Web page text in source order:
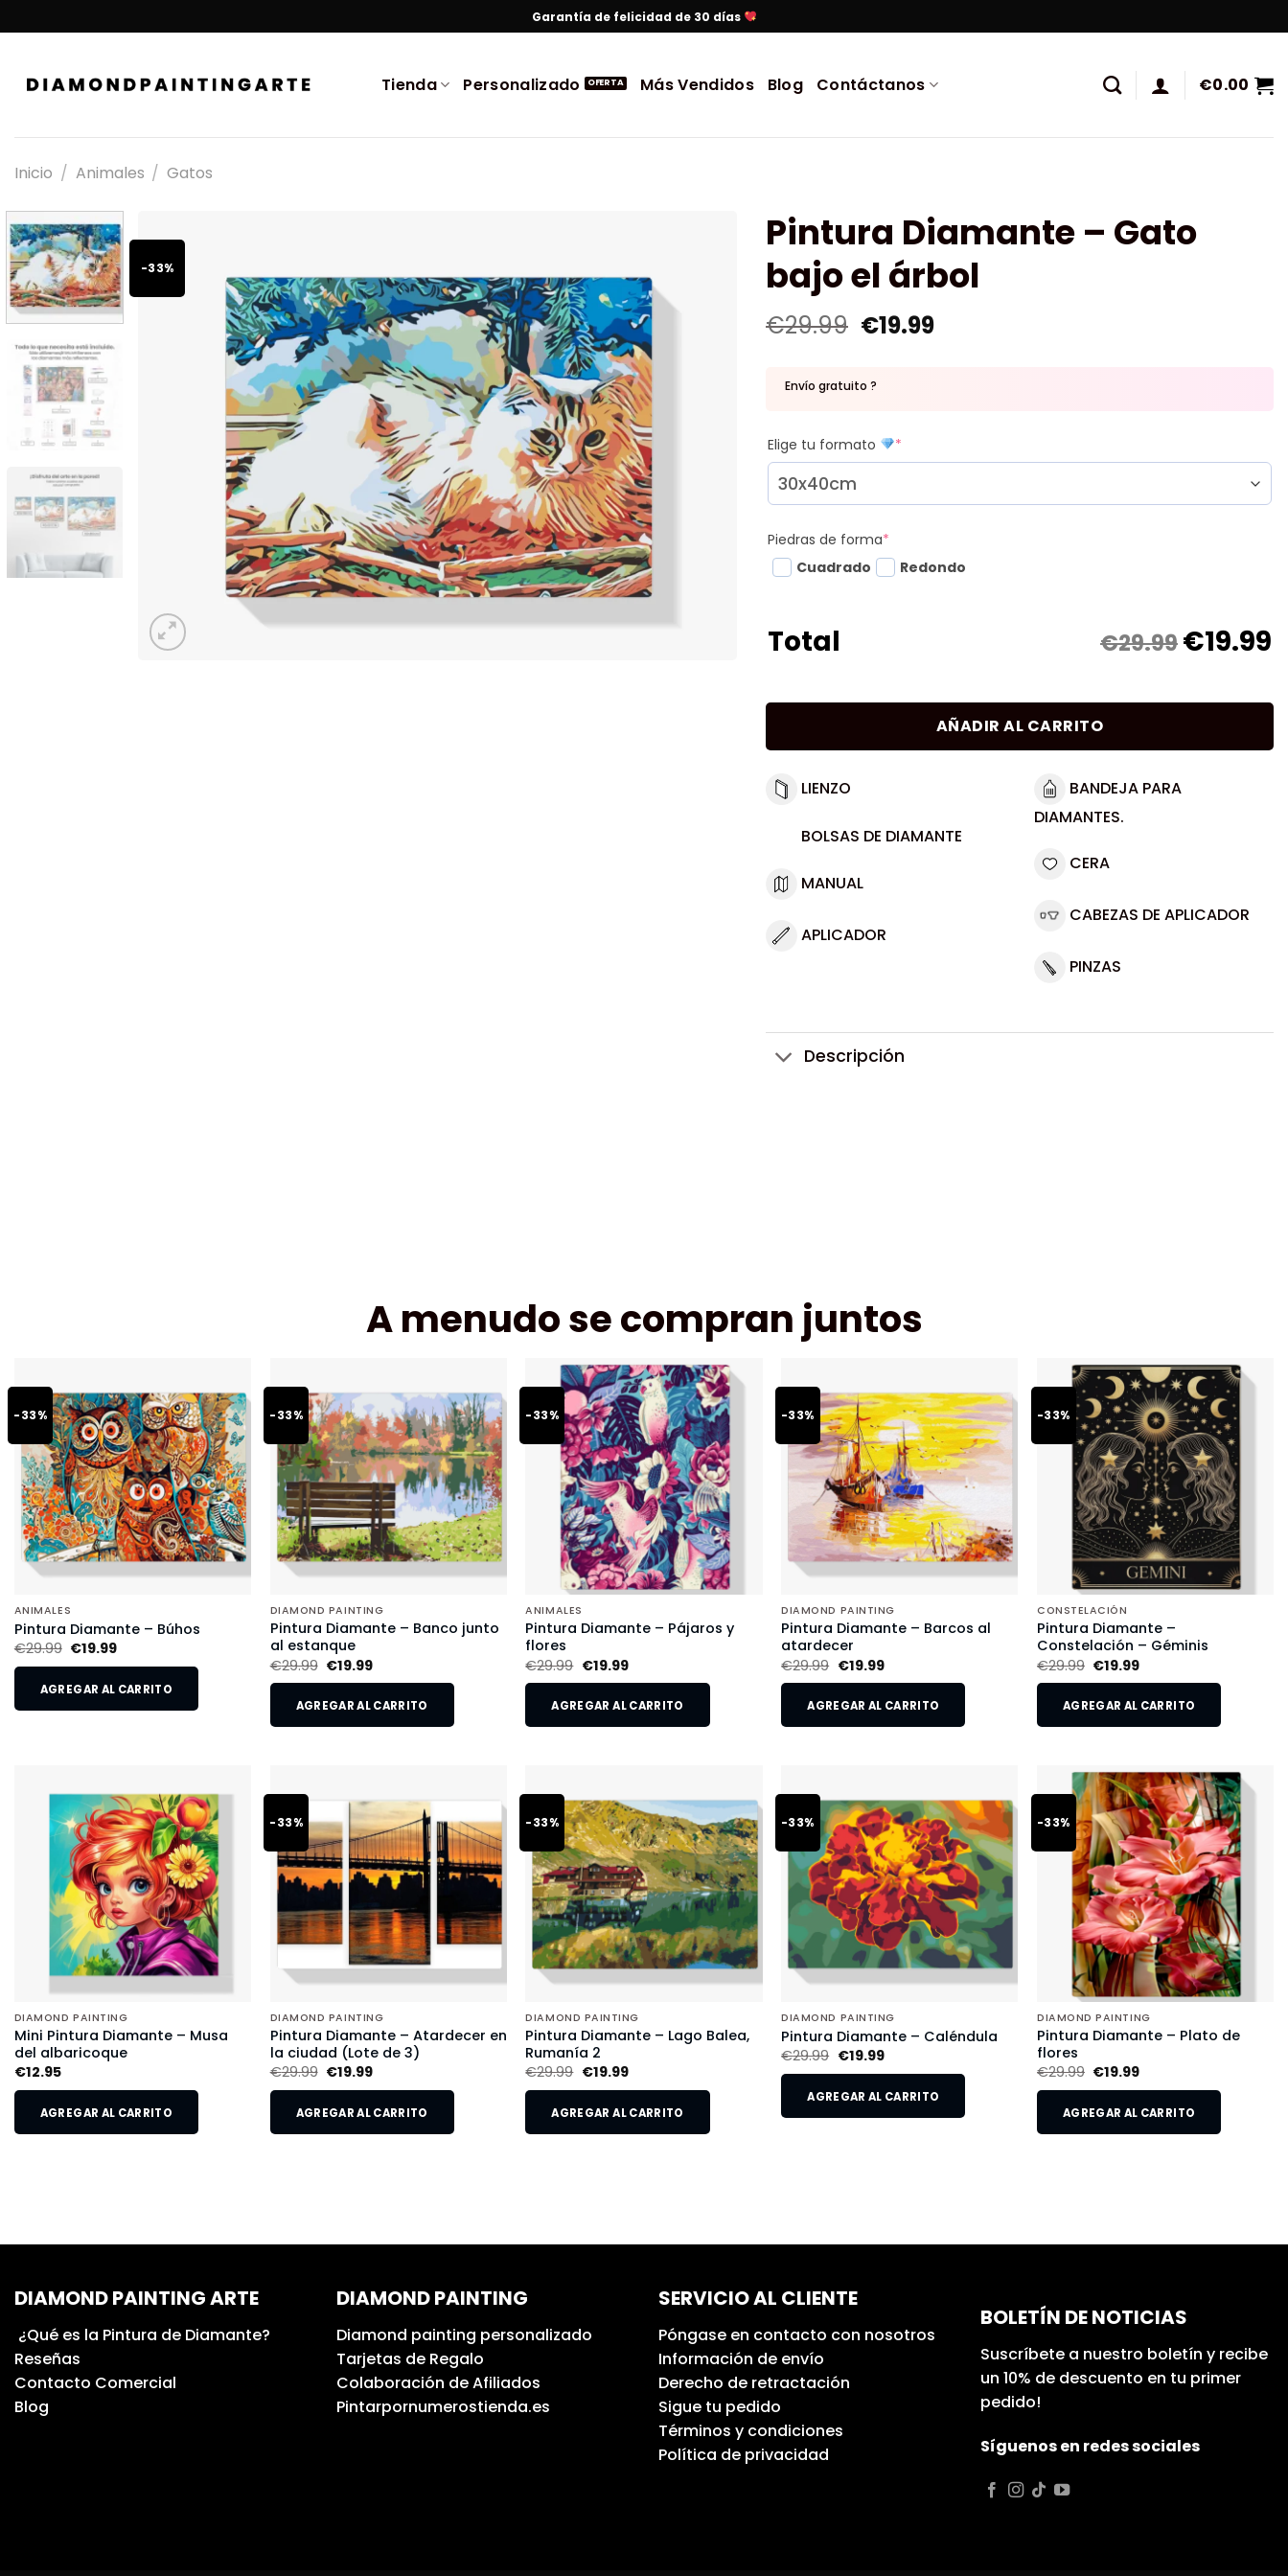
Garantía de felicidad de 30 días
Tienda Personalizado Más Vendidos Blog Contáctanos €0.00
Inicio / Animales / Gatos
-33%
Pintura Diamante – Gato
bajo el árbol
€29.99 €19.99
Envío gratuito ?
Elige tu formato *
Piedras de forma*
Cuadrado
Redondo
Total €29.99€19.99
AÑADIR AL CARRITO
LIENZO
BOLSAS DE DIAMANTE
MANUAL
APLICADOR
BANDEJA PARA
DIAMANTES.
CERA
CABEZAS DE APLICADOR
PINZAS
Descripción
A menudo se compran juntos
-33%
ANIMALES
Pintura Diamante – Búhos
€29.99 €19.99
AGREGAR AL CARRITO
-33%
DIAMOND PAINTING
Pintura Diamante – Banco junto
al estanque
€29.99 €19.99
AGREGAR AL CARRITO
-33%
ANIMALES
Pintura Diamante – Pájaros y
flores
€29.99 €19.99
AGREGAR AL CARRITO
-33%
DIAMOND PAINTING
Pintura Diamante – Barcos al
atardecer
€29.99 €19.99
AGREGAR AL CARRITO
-33%
CONSTELACIÓN
Pintura Diamante –
Constelación – Géminis
€29.99 €19.99
AGREGAR AL CARRITO
DIAMOND PAINTING
Mini Pintura Diamante – Musa
del albaricoque
€12.95
AGREGAR AL CARRITO
-33%
DIAMOND PAINTING
Pintura Diamante – Atardecer en
la ciudad (Lote de 3)
€29.99 €19.99
AGREGAR AL CARRITO
-33%
DIAMOND PAINTING
Pintura Diamante – Lago Balea,
Rumanía 2
€29.99 €19.99
AGREGAR AL CARRITO
-33%
DIAMOND PAINTING
Pintura Diamante – Caléndula
€29.99 €19.99
AGREGAR AL CARRITO
-33%
DIAMOND PAINTING
Pintura Diamante – Plato de
flores
€29.99 €19.99
AGREGAR AL CARRITO
DIAMOND PAINTING ARTE
¿Qué es la Pintura de Diamante?
Reseñas
Contacto Comercial
Blog
DIAMOND PAINTING
Diamond painting personalizado
Tarjetas de Regalo
Colaboración de Afiliados
Pintarpornumerostienda.es
SERVICIO AL CLIENTE
Póngase en contacto con nosotros
Información de envío
Derecho de retractación
Sigue tu pedido
Términos y condiciones
Política de privacidad
BOLETÍN DE NOTICIAS
Suscríbete a nuestro boletín y recibe
un 10% de descuento en tu primer
pedido!
Síguenos en redes sociales